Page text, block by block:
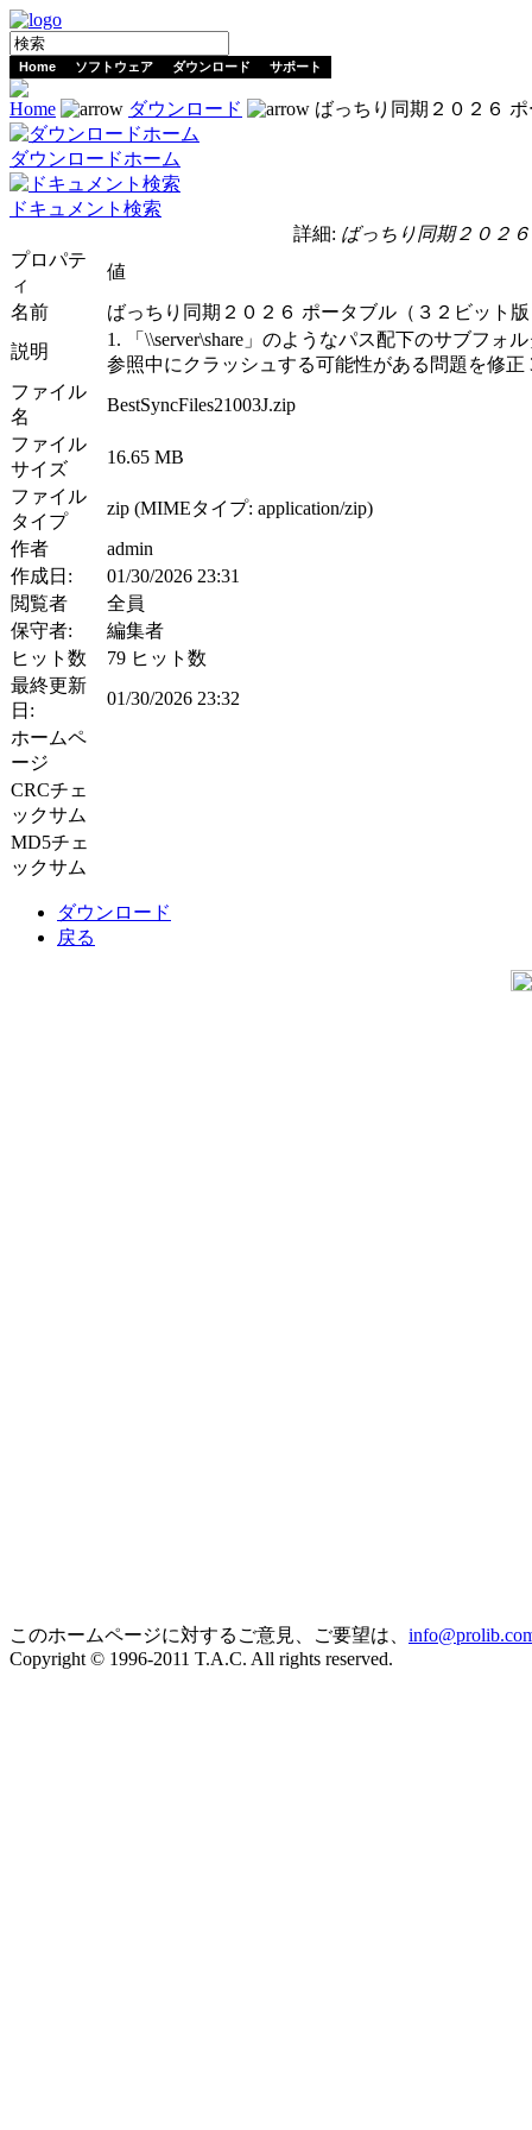
Home ソフトウェア ダウンロード サポート
Home ダウンロード ばっちり同期２０２６
ダウンロードホーム
ドキュメント検索
詳細: ばっちり同期２０２
プロパテ
ィ
値
名前
ばっちり同期２０２６ ポータブル（３２ビット版
説明
1. 「\\server\share」のようなパス配下のサブフ
参照中にクラッシュする可能性がある問題を修
ファイル
名
BestSyncFiles21003J.zip
ファイル
サイズ
16.65 MB
ファイル
タイプ
zip (MIMEタイプ: application/zip)
作者
admin
作成日:
01/30/2026 23:31
閲覧者
全員
保守者:
編集者
ヒット数
79 ヒット数
最終更新
日:
01/30/2026 23:32
ホームペ
ージ
CRCチェ
ックサム
MD5チェ
ックサム
ダウンロード
戻る
このホームページに対するご意見、ご要望は、
Copyright © 1996-2011 T.A.C. All rights reserved.